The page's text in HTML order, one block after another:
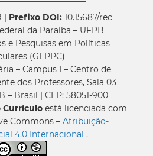
| Prefixo DOI:10.15687/rec
da Paraíba – UFPB
e Pesquisas em Políticas
(GEPPC)
– Campus I – Centro de
dos Professores, Sala 03
– Brasil | CEP: 58051-900
Currículo está licenciada com
Commons – Atribuição-
4.0 Internacional .